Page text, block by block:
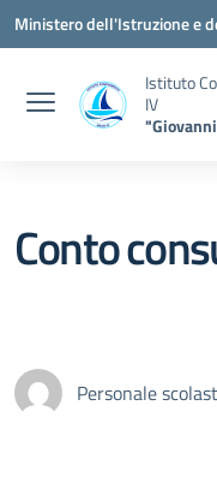
Vai ai contenuti
Vai al menu di navigazione
Vai al footer
Ministero dell'Istruzione e
Istituto
IV
Conto
Personale